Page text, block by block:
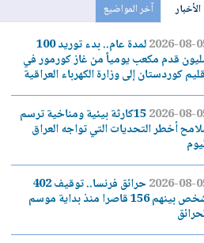
آخر المواضيع
2026- لمدة عام.. بدء توريد 100
قدم مكعب يومياً من غاز كورمور في
كوردستان إلى وزارة الكهرباء العراقية
2026-
15كارثة بيئية ومناخية ترسم
أخطر التحديات التي تواجه العراق
2026-
حرائق فرنسا.. توقيف 402
شخص بينهم 156 قاصرا منذ بداية موسم